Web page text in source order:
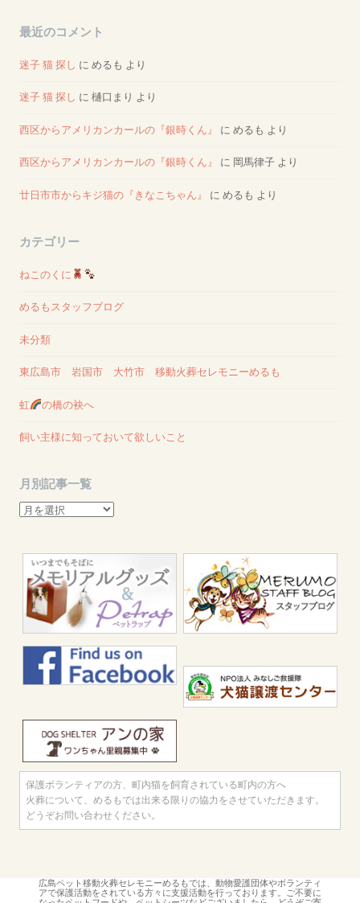
最近のコメント
迷子 猫 探し に めるも より
迷子 猫 探し に 樋口まり より
西区からアメリカンカールの『銀時くん』 に めるも より
西区からアメリカンカールの『銀時くん』 に 岡馬律子 より
廿日市市からキジ猫の『きなこちゃん』 に めるも より
カテゴリー
ねこのくに
めるもスタッフブログ
未分類
東広島市 岩国市 大竹市 移動火葬セレモニーめるも
虹 の橋の袂へ
飼い主様に知っておいて欲しいこと
月別記事一覧
月
事
覧
保護ボランティアの方、町内猫を飼育されている町内の方へ
火葬について、めるもでは出来る限りの協力をさせていただきます。
どうぞお問い合わせください。
広島ペット移動火葬セレモニーめるもでは、動物愛護団体やボランティ
アで保護活動をされている方々に支援活動を行っております。ご不要に